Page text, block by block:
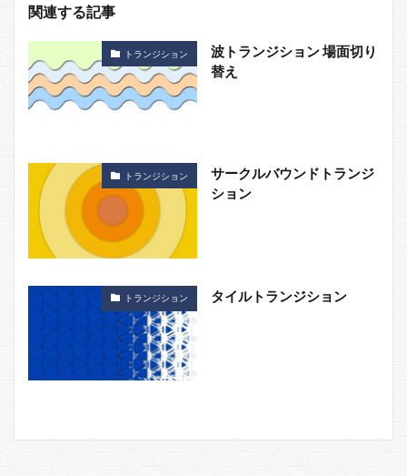
関連する記事
トランジション
波トランジション 場面切り
替え
トランジション
サークルバウンドトランジ
ション
トランジション タイルトランジション